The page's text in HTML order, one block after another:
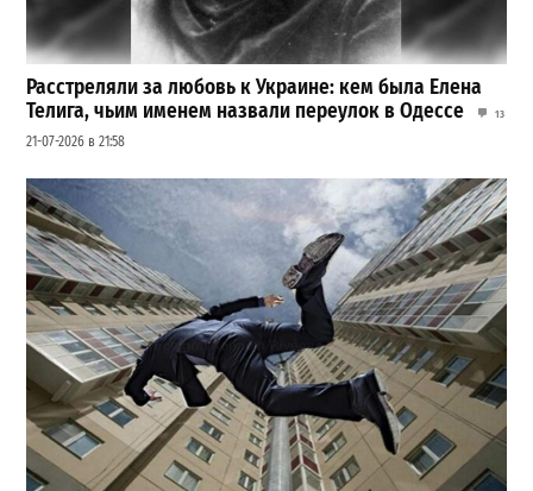
Расстреляли за любовь к Украине: кем была Елена
Телига, чьим именем назвали переулок в Одессе
13
21-07-2026 в 21:58